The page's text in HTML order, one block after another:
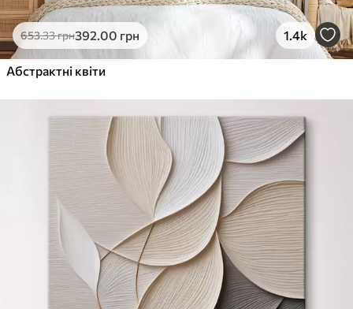
653.33грн392.00 грн 1.4k
Абстрактні квіти